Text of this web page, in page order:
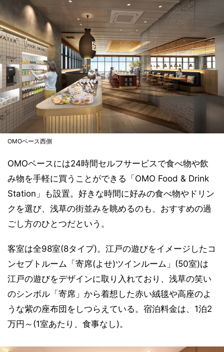
OMOベース西側
OMOベースには24時間セルフサービスで食べ物や飲
み物を手軽に買うことができる「OMO Food & Drink
Station」も設置。好きな時間に好みの食べ物やドリン
クを選び、浅草の街並みを眺めるのも、おすすめの過
ごし方のひとつだという。
客室は全98室(8タイプ)。江戸の遊びをイメージしたコ
ンセプトルーム「寄席(よせ)ツインルーム」(50室)は
江戸の遊びをデザインに取り入れており、浅草の笑い
のシンボル「寄席」から着想した赤い絨毯や高座のよ
うな紫の座布団をしつらえている。宿泊料金は、1泊2
万円～(1室あたり、食事なし)。